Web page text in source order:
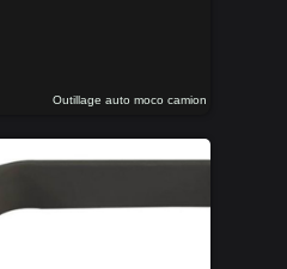
Outillage auto moco camion